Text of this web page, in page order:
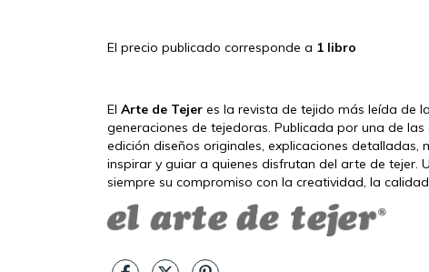
El precio publicado corresponde a 1 libro
El Arte de Tejer es la revista de tejido más leída de
generaciones de tejedoras. Publicada por una de
edición diseños originales, explicaciones
inspirar y guiar a quienes disfrutan del arte de tejer.
siempre su compromiso con la creatividad, la